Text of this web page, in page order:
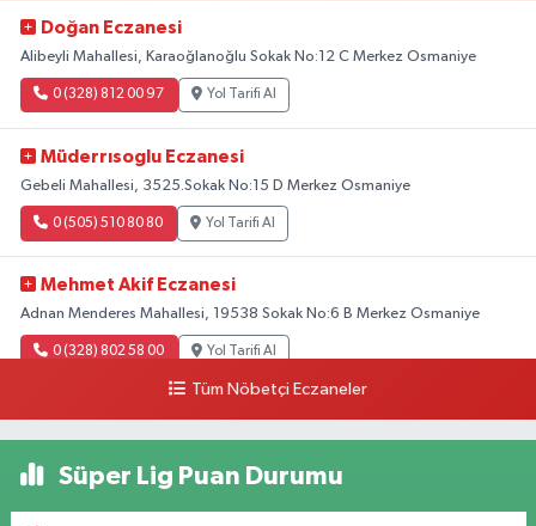
Doğan Eczanesi
Alibeyli Mahallesi, Karaoğlanoğlu Sokak No:12 C Merkez Osmaniye
0 (328) 812 00 97 Yol Tarifi Al
Müderrısoglu Eczanesi
Gebeli Mahallesi, 3525.Sokak No:15 D Merkez Osmaniye
0 (505) 510 80 80 Yol Tarifi Al
Mehmet Akif Eczanesi
Adnan Menderes Mahallesi, 19538 Sokak No:6 B Merkez Osmaniye
0 (328) 802 58 00 Yol Tarifi Al
Tüm Nöbetçi Eczaneler
Süper Lig Puan Durumu